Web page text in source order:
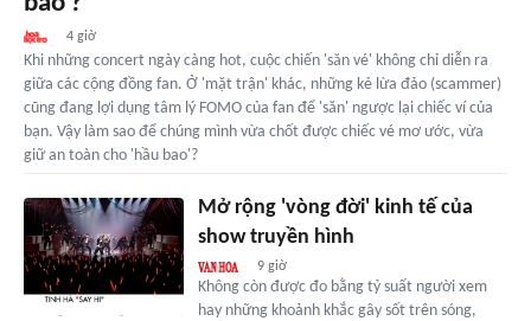
4 giờ
Khi những concert ngày càng hot, cuộc chiến 'săn vé' không chỉ diễn ra
giữa các cộng đồng fan. Ở 'mặt trận' khác, những kẻ lừa đảo (scammer)
cũng đang lợi dụng tâm lý FOMO của fan để 'săn' ngược lại chiếc ví của
bạn. Vậy làm sao để chúng mình vừa chốt được chiếc vé mơ ước, vừa
giữ an toàn cho 'hầu bao'?
Mở rộng 'vòng đời' kinh tế của
show truyền hình
9 giờ
Không còn được đo bằng tỷ suất người xem
hay những khoảnh khắc gây sốt trên sóng,